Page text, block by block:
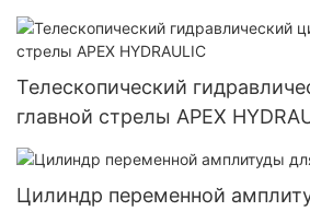
свалки
Телескопический
главной стрелы APEX
Цилиндр переменной